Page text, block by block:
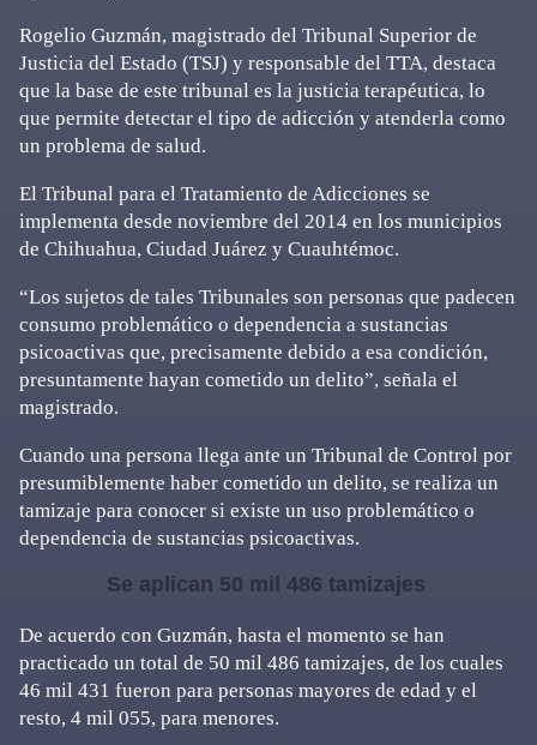
Rogelio Guzmán, magistrado del Tribunal Superior de
Justicia del Estado (TSJ) y responsable del TTA, destaca
que la base de este tribunal es la justicia terapéutica, lo
que permite detectar el tipo de adicción y atenderla como
un problema de salud.
El Tribunal para el Tratamiento de Adicciones se
implementa desde noviembre del 2014 en los municipios
de Chihuahua, Ciudad Juárez y Cuauhtémoc.
“Los sujetos de tales Tribunales son personas que padecen
consumo problemático o dependencia a sustancias
psicoactivas que, precisamente debido a esa condición,
presuntamente hayan cometido un delito”, señala el
magistrado.
Cuando una persona llega ante un Tribunal de Control por
presumiblemente haber cometido un delito, se realiza un
tamizaje para conocer si existe un uso problemático o
dependencia de sustancias psicoactivas.
Se aplican 50 mil 486 tamizajes
De acuerdo con Guzmán, hasta el momento se han
practicado un total de 50 mil 486 tamizajes, de los cuales
46 mil 431 fueron para personas mayores de edad y el
resto, 4 mil 055, para menores.